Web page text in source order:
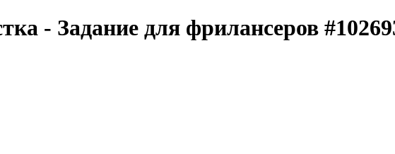
- Задание для фрилансеров